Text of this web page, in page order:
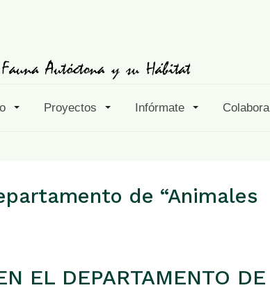
Proyectos Infórmate Colabora
de “Animales
EL DEPARTAMENTO DE